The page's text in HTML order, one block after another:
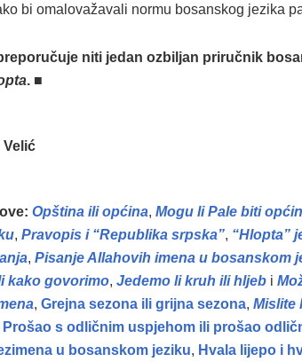
bi omalovažavali normu bosanskog jezika
niti jedan ozbiljan priručnik
. ■
Velić
Opština ili općina, Mogu li Pale biti
, Pravopis i “Republika srpska”, “Hlopta”
, Pisanje Allahovih imena u bosanskom
kako govorimo, Jedemo li kruh ili hljeb i
, Grejna sezona ili grijna sezona, Mislite
s odličnim uspjehom ili prošao
u bosanskom jeziku, Hvala lijepo i